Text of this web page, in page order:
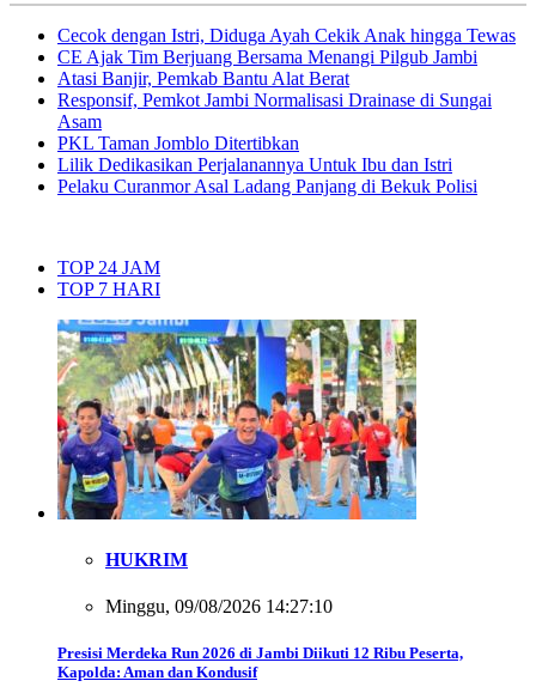
Cecok dengan Istri, Diduga Ayah Cekik Anak hingga Tewas
CE Ajak Tim Berjuang Bersama Menangi Pilgub Jambi
Atasi Banjir, Pemkab Bantu Alat Berat
Responsif, Pemkot Jambi Normalisasi Drainase di Sungai
Asam
PKL Taman Jomblo Ditertibkan
Lilik Dedikasikan Perjalanannya Untuk Ibu dan Istri
Pelaku Curanmor Asal Ladang Panjang di Bekuk Polisi
TOP 24 JAM
TOP 7 HARI
HUKRIM
Minggu, 09/08/2026 14:27:10
Presisi Merdeka Run 2026 di Jambi Diikuti 12 Ribu Peserta,
Kapolda: Aman dan Kondusif